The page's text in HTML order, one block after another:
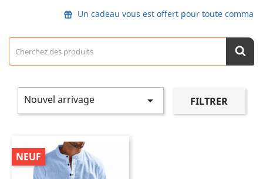
Un cadeau vous est offert pour toute
Nouvel arrivage  FILTRER
NEUF